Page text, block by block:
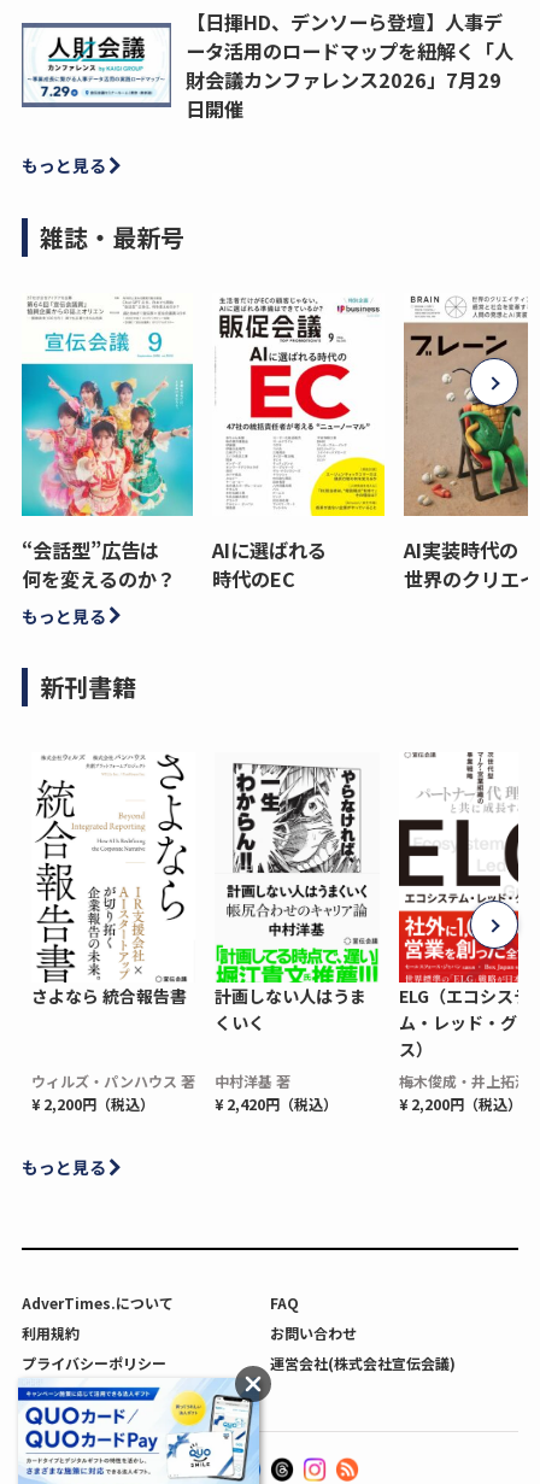
【日揮HD、デンソーら登壇】人事デ
ータ活用のロードマップを紐解く「人
財会議カンファレンス2026」7月29
日開催
もっと見る
雑誌・最新号
“会話型”広告は
何を変えるのか？
AIに選ばれる
時代のEC
AI実装時代の
世界のクリエ
もっと見る
新刊書籍
さよなら 統合報告書
ウィルズ・パンハウス 著
¥ 2,200円（税込）
計画しない人はうま
くいく
中村洋基 著
¥ 2,420円（税込）
ELG（エコシステ
ム・レッド・グロ
ス）
梅木俊成・井上拓海
¥ 2,200円（税込）
もっと見る
AdverTimes.について
FAQ
利用規約
お問い合わせ
プライバシーポリシー
運営会社(株式会社宣伝会議)
利用者情報の外部送信について